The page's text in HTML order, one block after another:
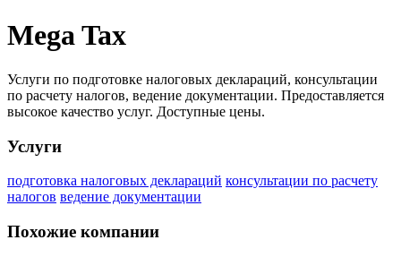
Mega Tax
Услуги по подготовке налоговых деклараций, консультации
по расчету налогов, ведение документации. Предоставляется
высокое качество услуг. Доступные цены.
Услуги
подготовка налоговых деклараций консультации по расчету
налогов ведение документации
Похожие компании